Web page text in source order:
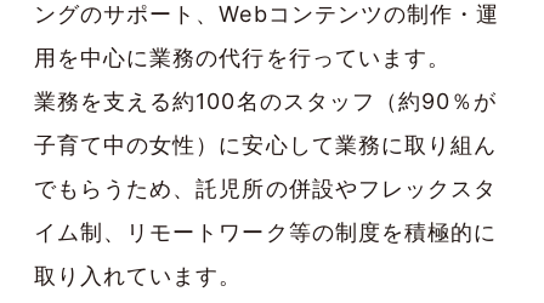
ングのサポート、Webコンテンツの制作・運
用を中心に業務の代行を行っています。
業務を支える約100名のスタッフ（約90％が
子育て中の女性）に安心して業務に取り組ん
でもらうため、託児所の併設やフレックスタ
イム制、リモートワーク等の制度を積極的に
取り入れています。